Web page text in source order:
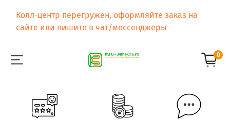
Колл-центр перегружен, оформляйте заказ на
сайте или пишите в чат/мессенджеры
0